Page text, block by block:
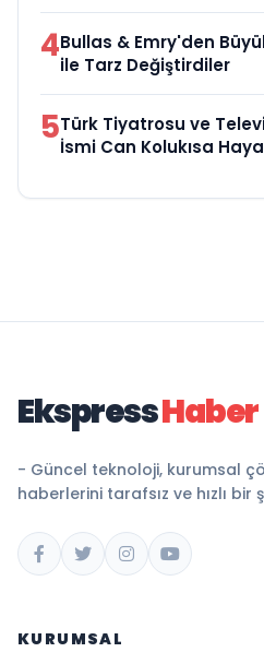
4Bullas & Emry'den
ile Tarz Değiştirdiler
5Türk Tiyatrosu ve
İsmi Can Kolukısa
EkspressHaber
- Güncel teknoloji, kurumsal
haberlerini tarafsız ve hızlı bir
KURUMSAL